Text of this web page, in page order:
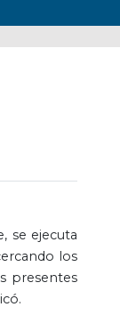
se ejecuta
los
presentes